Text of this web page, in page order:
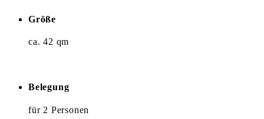
Größe
ca. 42 qm
Belegung
für 2 Personen